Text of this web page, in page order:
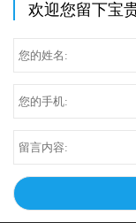
欢迎您留下宝